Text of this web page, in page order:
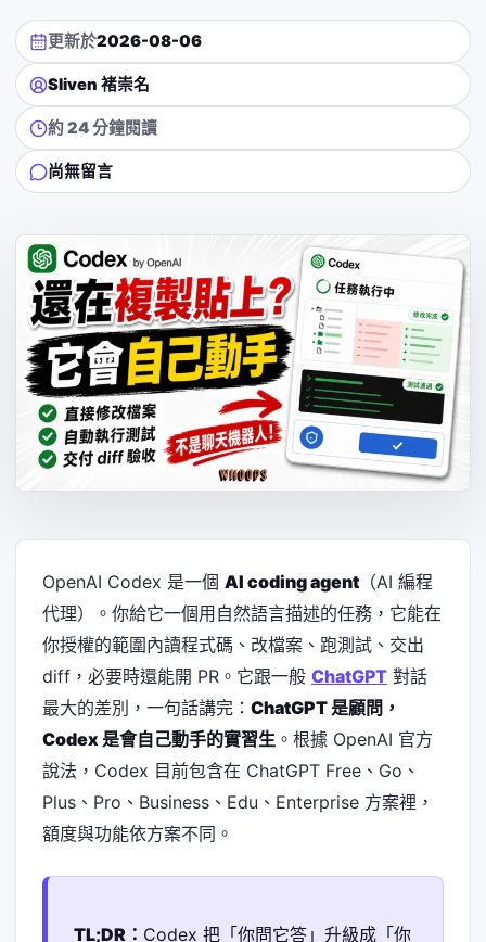
更新於2026-08-06
Sliven 褚崇名
約 24 分鐘閱讀
尚無留言
OpenAI Codex 是一個 AI coding agent （AI 編程
代理）。你給它一個用自然語言描述的任務，它能在
你授權的範圍內讀程式碼、改檔案、跑測試、交出
diff，必要時還能開 PR。它跟一般 ChatGPT 對話
最大的差別，一句話講完： ChatGPT 是顧問，
Codex 是會自己動手的實習生 。根據 OpenAI 官方
說法，Codex 目前包含在 ChatGPT Free、Go、
Plus、Pro、Business、Edu、Enterprise 方案裡，
額度與功能依方案不同。
TL;DR： Codex 把「你問它答」升級成「你